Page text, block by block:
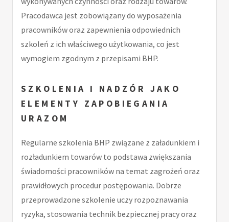
Pracodawca jest zobowiązany do wyposażenia
pracowników oraz zapewnienia odpowiednich
szkoleń z ich właściwego użytkowania, co jest
wymogiem zgodnym z przepisami BHP.
SZKOLENIA I NADZÓR JAKO
ELEMENTY ZAPOBIEGANIA
URAZOM
Regularne szkolenia BHP związane z załadunkiem i
rozładunkiem towarów to podstawa zwiększania
świadomości pracowników na temat zagrożeń oraz
prawidłowych procedur postępowania. Dobrze
przeprowadzone szkolenie uczy rozpoznawania
ryzyka, stosowania technik bezpiecznej pracy oraz